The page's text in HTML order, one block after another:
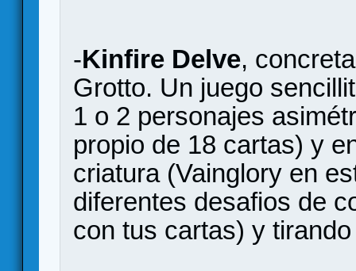
-Kinfire Delve,
Grotto. Un juego
1 o 2 personajes
propio de 18 cartas) y
criatura (Vainglory en
diferentes desafios de
con tus cartas) y